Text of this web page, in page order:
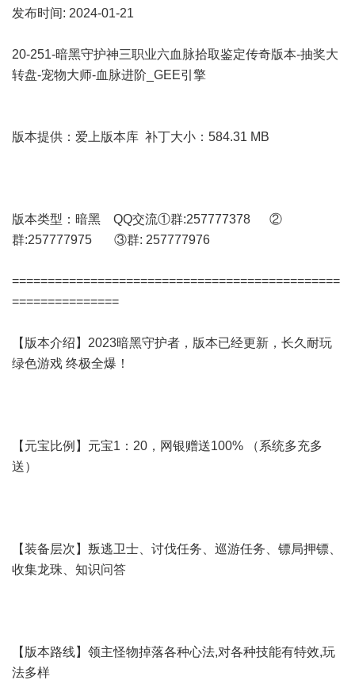
发布时间: 2024-01-21
20-251-暗黑守护神三职业六血脉拾取鉴定传奇版本-抽奖大
转盘-宠物大师-血脉进阶_GEE引擎
版本提供：爱上版本库 补丁大小：584.31 MB
版本类型：暗黑 QQ交流①群:257777378 ②
群:257777975 ③群: 257777976
==============================================
===============
【版本介绍】2023暗黑守护者，版本已经更新，长久耐玩
绿色游戏 终极全爆！
【元宝比例】元宝1：20，网银赠送100% （系统多充多
送）
【装备层次】叛逃卫士、讨伐任务、巡游任务、镖局押镖、
收集龙珠、知识问答
【版本路线】领主怪物掉落各种心法,对各种技能有特效,玩
法多样